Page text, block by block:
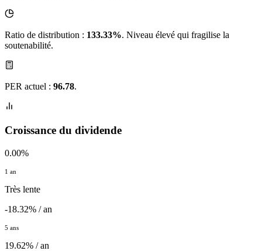
Ratio de distribution : 133.33%. Niveau élevé qui fragilise la
soutenabilité.
PER actuel : 96.78.
Croissance du dividende
0.00%
1 an
Très lente
-18.32% / an
5 ans
19.62% / an